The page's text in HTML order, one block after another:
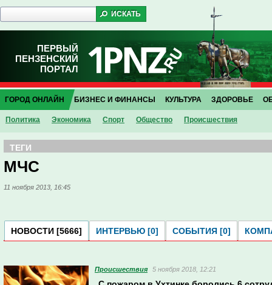
ПЕРВЫЙ
ПЕНЗЕНСКИЙ
ПОРТАЛ
ГОРОД ОНЛАЙН
Политика Экономика Спорт Общество Проиcшествия
БИЗНЕС И ФИНАНСЫ КУЛЬТУРА ЗДОРОВЬЕ
ТЕГИ
МЧС
11 ноября 2013, 16:45
НОВОСТИ [5666] ИНТЕРВЬЮ [0] СОБЫТИЯ [0]
Проиcшествия 5 ноября 2018, 12:21